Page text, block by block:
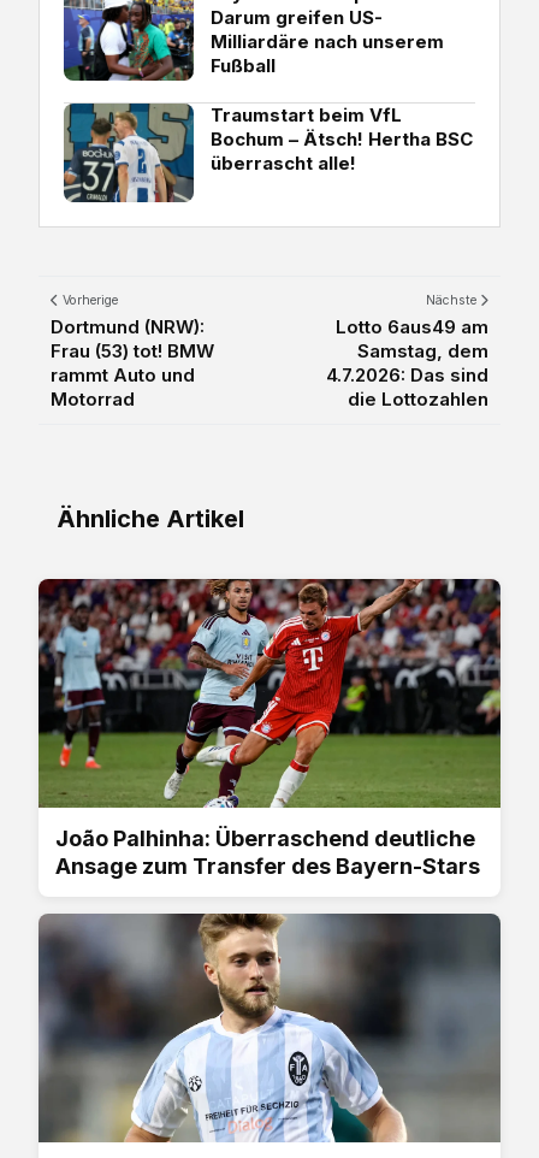
Darum greifen US-
Milliardäre nach unserem
Fußball
Traumstart beim VfL
Bochum – Ätsch! Hertha BSC
überrascht alle!
Vorherige
Dortmund (NRW):
Frau (53) tot! BMW
rammt Auto und
Motorrad
Nächste
Lotto 6aus49 am
Samstag, dem
4.7.2026: Das sind
die Lottozahlen
Ähnliche Artikel
João Palhinha: Überraschend deutliche
Ansage zum Transfer des Bayern-Stars